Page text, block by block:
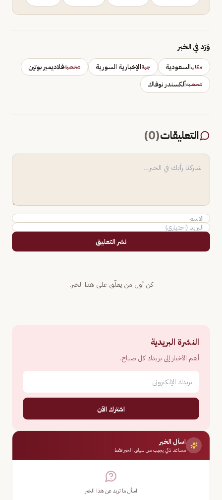
وَرَد في الخبر
مكانالسعودية جهةالإخبارية السورية شخصيةفلاديمير بوتين
شخصيةألكسندر نوفاك
التعليقات(
0
)
نشر التعليق
كن أول من يعلّق على هذا الخبر.
النشرة البريدية
أهم الأخبار إلى بريدك كل صباح.
اشترك الآن
اسأل الخبر
مساعد ذكي يجيب من سياق الخبر فقط
اسأل ما تريد عن هذا الخبر